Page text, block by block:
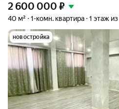
2 600 000 ₽
40 м² 1-комн. квартира 1 этаж из
новостройка